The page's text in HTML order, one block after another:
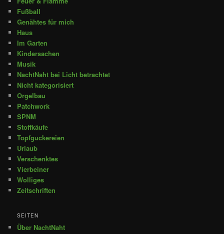
Fußball
Genähtes für mich
Haus
Im Garten
Kindersachen
Musik
NachtNaht bei Licht betrachtet
Nicht kategorisiert
Orgelbau
Patchwork
SPNM
Stoffkäufe
Topfguckereien
Urlaub
Verschenktes
Vierbeiner
Wolliges
Zeitschriften
SEITEN
Über NachtNaht